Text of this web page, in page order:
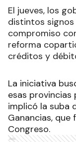
El jueves, los
distintos
compromiso
reforma
créditos y
La iniciativa
esas
implicó la suba
Ganancias, que
Congreso.
Ads